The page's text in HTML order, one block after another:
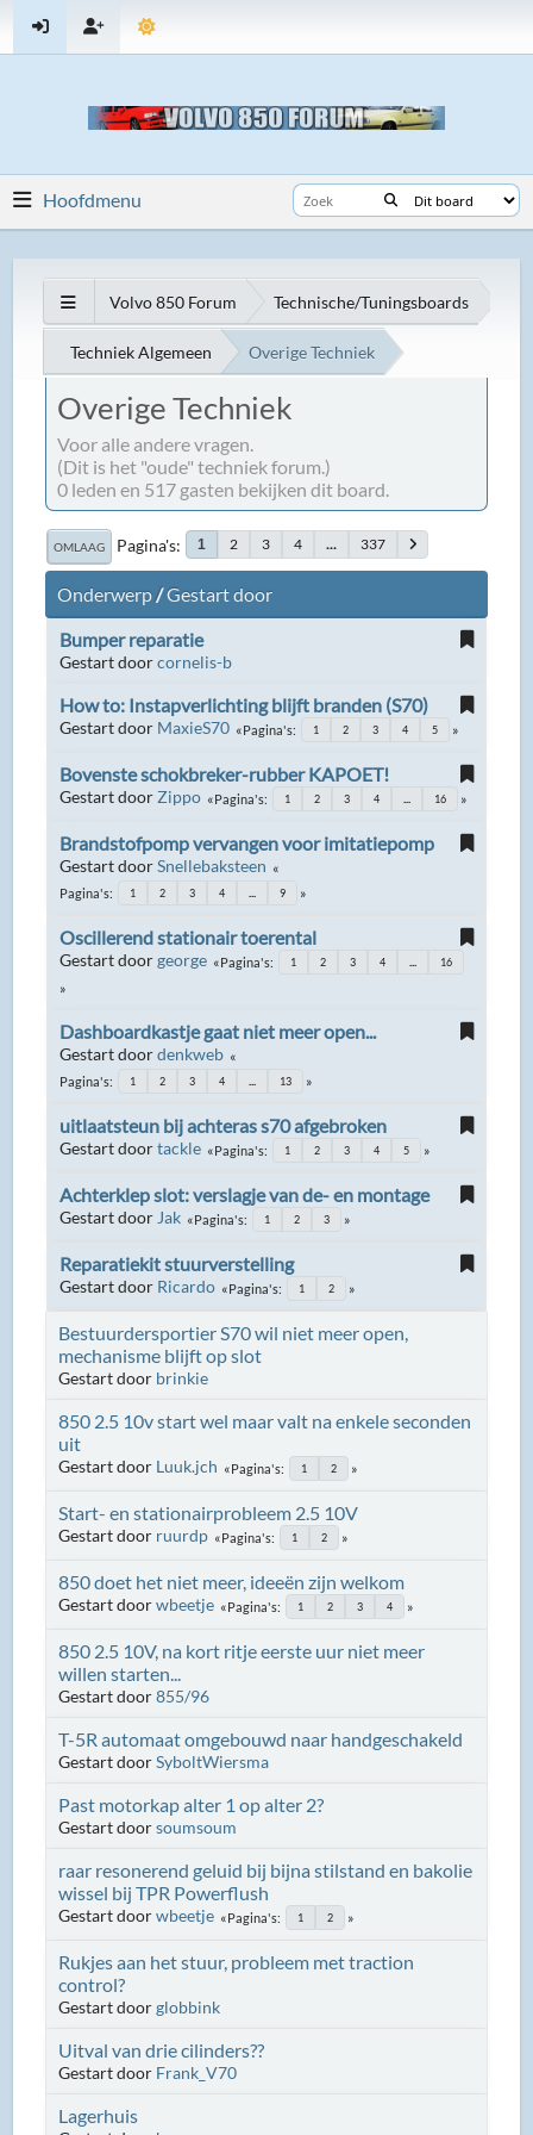
Hoofdmenu
Volvo 850 Forum Technische/Tuningsboards
Techniek Algemeen Overige Techniek
Overige Techniek
Voor alle andere vragen.
(Dit is het "oude" techniek forum.)
0 leden en 517 gasten bekijken dit board.
OMLAAG Pagina's 1 2 3 4 ... 337
Onderwerp/Gestart door
Bumper reparatie
Gestart doorcornelis-b
How to: Instapverlichting blijft branden (S70)
Gestart door MaxieS70 Pagina's 1 2 3 4 5
Bovenste schokbreker-rubber KAPOET!
Gestart door Zippo Pagina's 1 2 3 4 16
Brandstofpomp vervangen voor imitatiepomp
Gestart doorSnellebaksteen
Pagina's 1 2 3 4 9
Oscillerend stationair toerental
Gestart doorgeorge Pagina's 1 2 3 4 16
Dashboardkastje gaat niet meer open...
Gestart doordenkweb
Pagina's 1 2 3 4 13
uitlaatsteun bij achteras s70 afgebroken
Gestart doortackle Pagina's 1 2 3 4 5
Achterklep slot: verslagje van de- en montage
Gestart door Jak Pagina's 1 2 3
Reparatiekit stuurverstelling
Gestart door Ricardo Pagina's 1 2
Bestuurdersportier S70 wil niet meer open,
mechanisme blijft op slot
Gestart door brinkie
850 2.5 10v start wel maar valt na enkele seconden
uit
Gestart door Luuk.jch Pagina's 1 2
Start- en stationairprobleem 2.5 10V
Gestart door ruurdp Pagina's 1 2
850 doet het niet meer, ideeën zijn welkom
Gestart doorwbeetje Pagina's 1 2 3 4
850 2.5 10V, na kort ritje eerste uur niet meer
willen starten...
Gestart door855/96
T-5R automaat omgebouwd naar handgeschakeld
Gestart doorSyboltWiersma
Past motorkap alter 1 op alter 2?
Gestart doorsoumsoum
raar resonerend geluid bij bijna stilstand en bakolie
wissel bij TPR Powerflush
Gestart doorwbeetje Pagina's 1 2
Rukjes aan het stuur, probleem met traction
control?
Gestart doorglobbink
Uitval van drie cilinders??
Gestart door Frank_V70
Lagerhuis